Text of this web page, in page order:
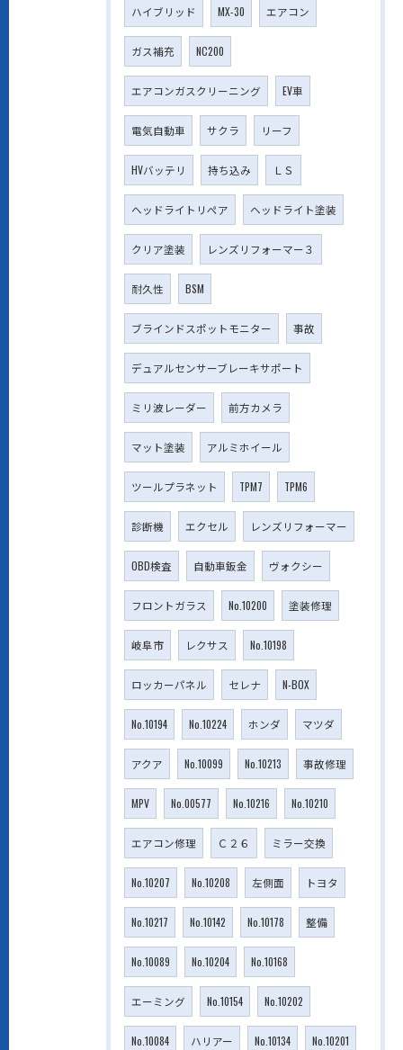
ハイブリッド MX-30 エアコン
ガス補充 NC200
エアコンガスクリーニング EV車
電気自動車 サクラ リーフ
HVバッテリ 持ち込み ＬＳ
ヘッドライトリペア ヘッドライト塗装
クリア塗装 レンズリフォーマー３
耐久性 BSM
ブラインドスポットモニター 事故
デュアルセンサーブレーキサポート
ミリ波レーダー 前方カメラ
マット塗装 アルミホイール
ツールプラネット TPM7 TPM6
診断機 エクセル レンズリフォーマー
OBD検査 自動車鈑金 ヴォクシー
フロントガラス No.10200 塗装修理
岐阜市 レクサス No.10198
ロッカーパネル セレナ N-BOX
No.10194 No.10224 ホンダ マツダ
アクア No.10099 No.10213 事故修理
MPV No.00577 No.10216 No.10210
エアコン修理 Ｃ２６ ミラー交換
No.10207 No.10208 左側面 トヨタ
No.10217 No.10142 No.10178 整備
No.10089 No.10204 No.10168
エーミング No.10154 No.10202
No.10084 ハリアー No.10134 No.10201